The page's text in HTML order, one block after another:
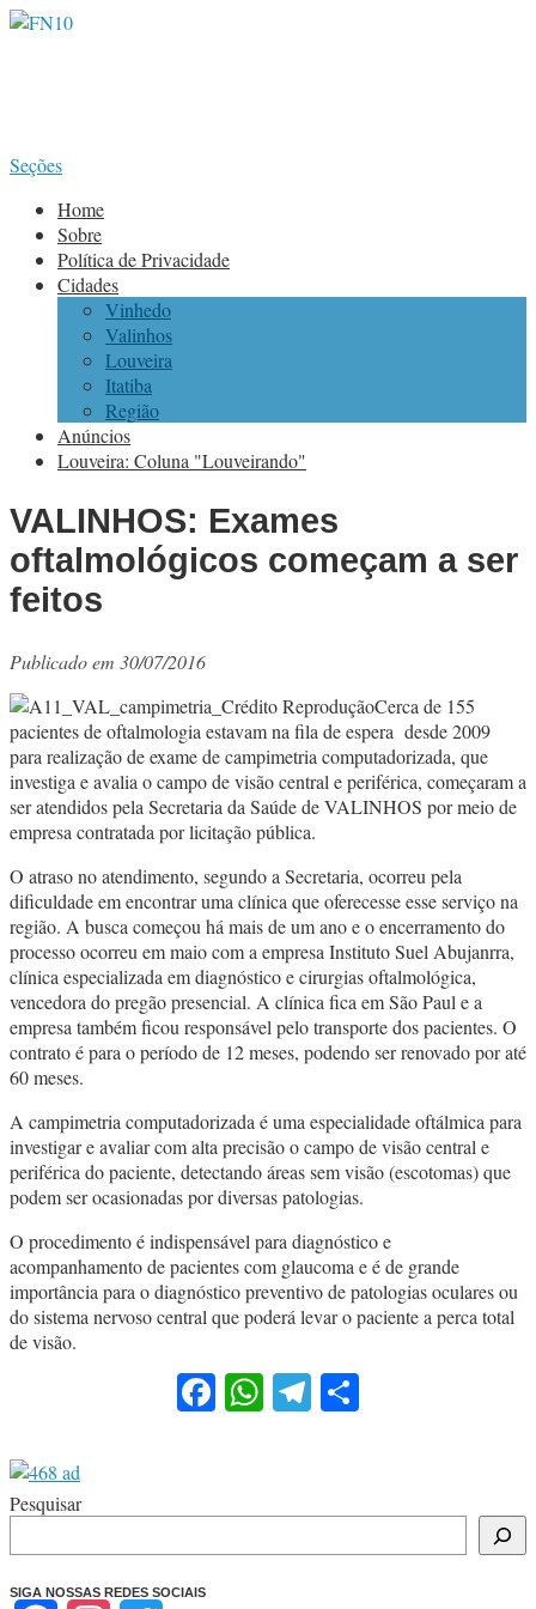
Seções
Home
Sobre
Política de Privacidade
Cidades
Vinhedo
Valinhos
Louveira
Itatiba
Região
Anúncios
Louveira: Coluna "Louveirando"
VALINHOS: Exames
oftalmológicos começam a ser
feitos
Publicado em 30/07/2016
Cerca de 155
pacientes de oftalmologia estavam na fila de espera desde 2009
para realização de exame de campimetria computadorizada, que
investiga e avalia o campo de visão central e periférica, começaram a
ser atendidos pela Secretaria da Saúde de VALINHOS por meio de
empresa contratada por licitação pública.
O atraso no atendimento, segundo a Secretaria, ocorreu pela
dificuldade em encontrar uma clínica que oferecesse esse serviço na
região. A busca começou há mais de um ano e o encerramento do
processo ocorreu em maio com a empresa Instituto Suel Abujanrra,
clínica especializada em diagnóstico e cirurgias oftalmológica,
vencedora do pregão presencial. A clínica fica em São Paul e a
empresa também ficou responsável pelo transporte dos pacientes. O
contrato é para o período de 12 meses, podendo ser renovado por até
60 meses.
A campimetria computadorizada é uma especialidade oftálmica para
investigar e avaliar com alta precisão o campo de visão central e
periférica do paciente, detectando áreas sem visão (escotomas) que
podem ser ocasionadas por diversas patologias.
O procedimento é indispensável para diagnóstico e
acompanhamento de pacientes com glaucoma e é de grande
importância para o diagnóstico preventivo de patologias oculares ou
do sistema nervoso central que poderá levar o paciente a perca total
de visão.
Facebook
WhatsApp
Telegram
Pesquisar
SIGA NOSSAS REDES SOCIAIS